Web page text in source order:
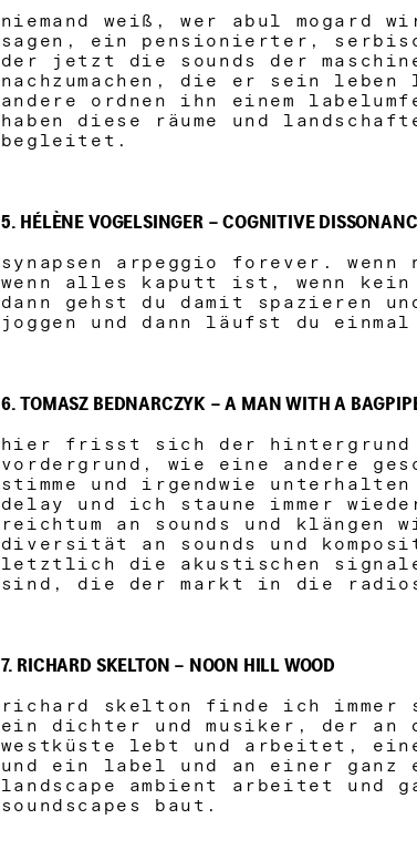
niemand weiß, wer abul mogard
sagen, ein pensionierter,
der jetzt die sounds der
nachzumachen, die er sein
andere ordnen ihn einem
haben diese räume und
begleitet.
5. HÉLÈNE VOGELSINGER – COGNITIVE
synapsen arpeggio forever. wenn
wenn alles kaputt ist, wenn kein
dann gehst du damit spazieren
joggen und dann läufst du
6. TOMASZ BEDNARCZYK – A MAN WITH A
hier frisst sich der hintergrund
vordergrund, wie eine andere
stimme und irgendwie
delay und ich staune immer
reichtum an sounds und klängen
diversität an sounds und
letztlich die akustischen
sind, die der markt in die
7. RICHARD SKELTON – NOON HILL WOOD
richard skelton finde ich immer
ein dichter und musiker, der an
westküste lebt und arbeitet,
und ein label und an einer ganz
landscape ambient arbeitet und
soundscapes baut.